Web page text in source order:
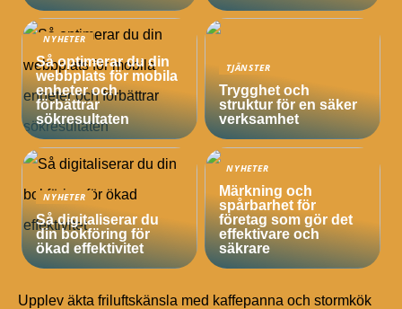
NYHETER
Så optimerar du din
webbplats för mobila
enheter och
förbättrar
sökresultaten
TJÄNSTER
Trygghet och
struktur för en säker
verksamhet
NYHETER
Så digitaliserar du
din bokföring för
ökad effektivitet
NYHETER
Märkning och
spårbarhet för
företag som gör det
effektivare och
säkrare
Upplev äkta friluftskänsla med kaffepanna och stormkök